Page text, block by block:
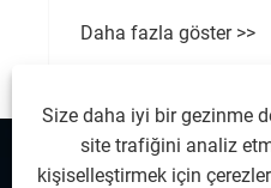
Daha fazla göster >>
Hakkımızda
Size daha iyi bir gezinme
site trafiğini analiz
kişiselleştirmek için